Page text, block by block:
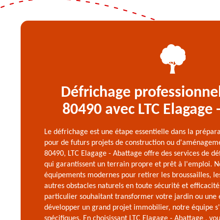
Défrichage
80490 avec LTC
Le défrichage est une étape essentielle dans la
pour de futurs projets de construction ou
80490, LTC Elagage - Abattage offre des services de
qui garantissent un terrain propre et prêt à l'emploi.
équipements modernes pour retirer les broussailles,
autres obstacles naturels en toute sécurité et
particulier souhaitant transformer votre jardin ou une
développer un grand projet immobilier, notre équipe